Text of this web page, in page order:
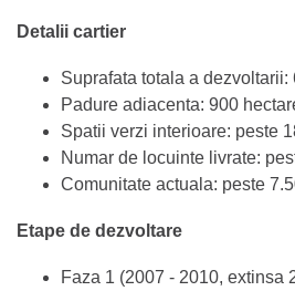
Detalii cartier
Suprafata totala a dezvoltarii:
Padure adiacenta: 900
Spatii verzi interioare: peste
Numar de locuinte livrate:
Comunitate actuala: peste
Etape de dezvoltare
Faza 1 (2007 - 2010, extinsa